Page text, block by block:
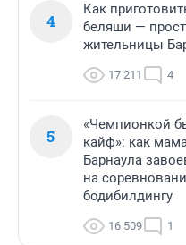
4
Как
беляши —
жительницы
17 211 4
5
«Чемпионкой
кайф»: как
Барнаула
на
бодибилдингу
16 509 1